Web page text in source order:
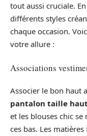
tout aussi cruciale.
différents styles
chaque occasion.
votre allure :
Associations
Associer le bon haut
pantalon taille
et les blouses chic
ces bas. Les